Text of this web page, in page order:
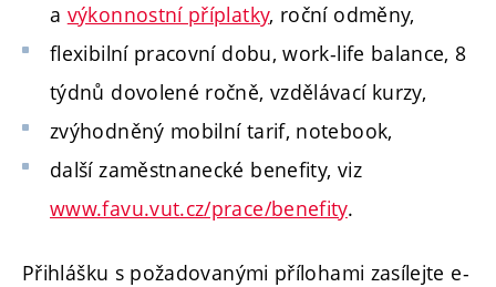
a výkonnostní příplatky, roční odměny,
flexibilní pracovní dobu, work-life balance, 8
týdnů dovolené ročně, vzdělávací kurzy,
zvýhodněný mobilní tarif, notebook,
další zaměstnanecké benefity, viz
www.favu.vut.cz/prace/benefity.
Přihlášku s požadovanými přílohami zasílejte e-